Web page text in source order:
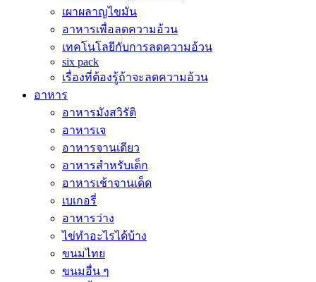
เผาผลาญไขมัน
อาหารเพื่อลดความอ้วน
เทคโนโลยีกับการลดความอ้วน
six pack
เรื่องที่ต้องรู้ถ้าจะลดความอ้วน
อาหาร
อาหารมังสวิรัติ
อาหารเจ
อาหารจานเดียว
อาหารสำหรับเด็ก
อาหารเช้าจานเด็ด
เบเกอรี่
อาหารว่าง
ไข่ทำอะไรได้บ้าง
ขนมไทย
ขนมอื่น ๆ